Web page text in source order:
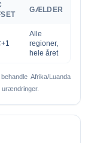
GÆLDER
Alle
regioner,
hele året
Afrika/Luanda